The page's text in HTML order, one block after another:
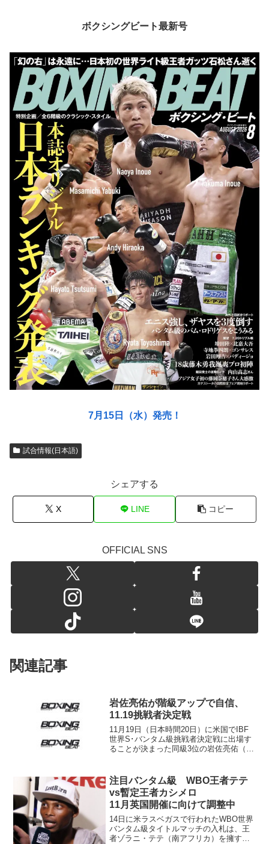
ボクシングビート最新号
7月15日（水）発売！
試合情報(日本語)
シェアする
X LINE コピー
OFFICIAL SNS
関連記事
岩佐亮佑が階級アップで自信、
11.19挑戦者決定戦
11月19日（日本時間20日）に米国でIBF
世界S･バンタム級挑戦者決定戦に出場す
ることが決まった同級3位の岩佐亮佑（セ
グル・アイ”を直撃した。 相手の同級8
位ルイ...
注目バンタム級 WBO王者テテ
vs暫定王者カシメロ
11月英国開催に向けて調整中
14日に米ラスベガスで行われたWBO世界
バンタム級タイトルマッチの入札は、王
者ゾラニ・テテ（南アフリカ）を擁する